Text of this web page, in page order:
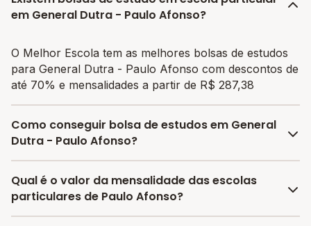
em General Dutra - Paulo Afonso?
O Melhor Escola tem as melhores bolsas de estudos
para General Dutra - Paulo Afonso com descontos de
até 70% e mensalidades a partir de R$ 287,38
Como conseguir bolsa de estudos em General
Dutra - Paulo Afonso?
O programa de bolsa do Melhor Escola disponibiliza
vagas com até 80% de desconto nas mensalidades.
Qual é o valor da mensalidade das escolas
particulares de Paulo Afonso?